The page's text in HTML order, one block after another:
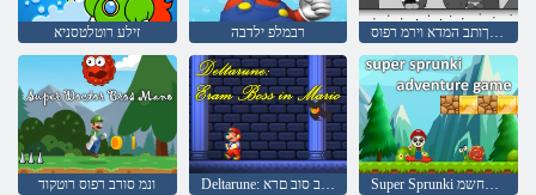
זילע רוטלטסניא רבמלפ ילדבה
ונמ סורב רפוס רוטקוד Deltarune: וירמב סוב םרא Super Sprunki תואקתפרה קחשמ